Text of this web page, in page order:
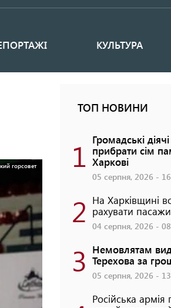
КУЛЬТУРА
горсовет
ТОП НОВИНИ
1 Громадські
прибрати сім
Харкові
05 серпня, 2026 -
2 На Харківщині
рахувати
04 серпня, 2026 -
3 Немовлятам
Терехова за
05 серпня, 2026 -
Російська